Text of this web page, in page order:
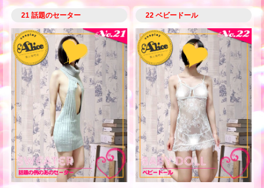
21 話題のセーター 22 ベビードール